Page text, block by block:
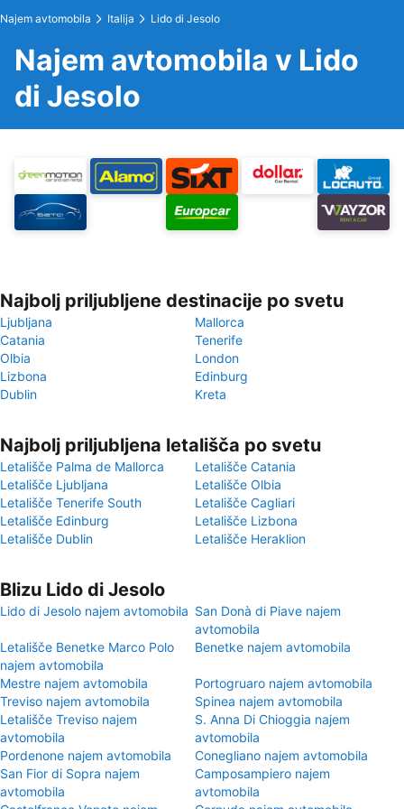
Najem avtomobila Italija Lido di Jesolo
Najem avtomobila v Lido
di Jesolo
Najbolj priljubljene destinacije po svetu
Ljubljana
Mallorca
Catania
Tenerife
Olbia
London
Lizbona
Edinburg
Dublin
Kreta
Najbolj priljubljena letališča po svetu
Letališče Palma de Mallorca
Letališče Catania
Letališče Ljubljana
Letališče Olbia
Letališče Tenerife South
Letališče Cagliari
Letališče Edinburg
Letališče Lizbona
Letališče Dublin
Letališče Heraklion
Blizu Lido di Jesolo
Lido di Jesolo najem avtomobila San Donà di Piave najem
avtomobila
Letališče Benetke Marco Polo
najem avtomobila
Benetke najem avtomobila
Mestre najem avtomobila
Portogruaro najem avtomobila
Treviso najem avtomobila
Spinea najem avtomobila
Letališče Treviso najem
avtomobila
S. Anna Di Chioggia najem
avtomobila
Pordenone najem avtomobila
Conegliano najem avtomobila
San Fior di Sopra najem
avtomobila
Camposampiero najem
avtomobila